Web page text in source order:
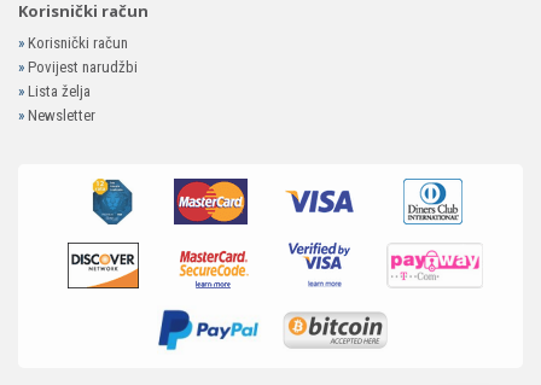
Korisnički račun
» Korisnički račun
» Povijest narudžbi
» Lista želja
» Newsletter